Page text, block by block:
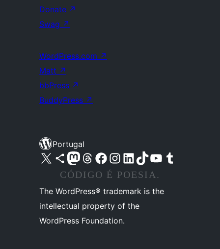
Donate ↗
Swag ↗
WordPress.com ↗
Matt ↗
bbPress ↗
BuddyPress ↗
Portugal
Visite a nossa conta X (antigo Twitter)
Visit our Bluesky account
Visit our Mastodon account
Visit our Threads account
Visite a nossa página do Facebook
Visite a nossa conta no Instagram
Visite a nossa conta no LinkedIn
Visit our TikTok account
Visit our YouTube channel
Visit our Tumblr account
CÓDIGO É POESIA.
The WordPress® trademark is the
intellectual property of the
WordPress Foundation.